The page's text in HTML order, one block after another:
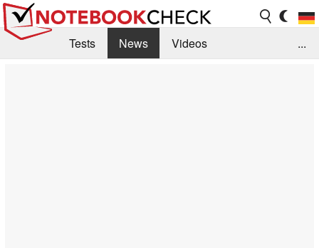
Tests News
Videos
...